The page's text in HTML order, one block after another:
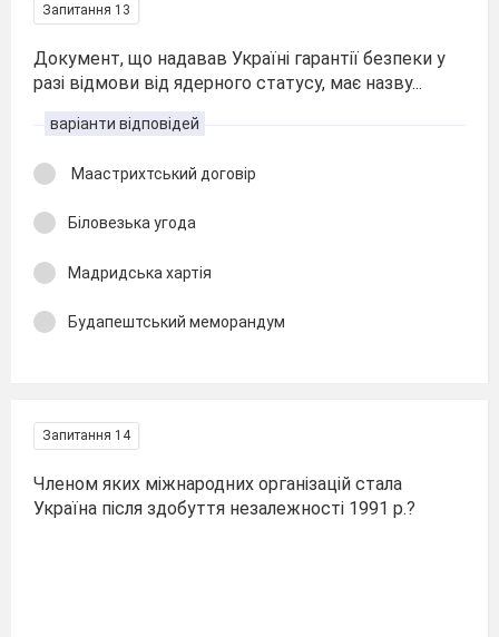
Запитання 13
Документ, що надавав Україні гарантії безпеки у
разі відмови від ядерного статусу, має назву...
варіанти відповідей
Маастрихтський договір
Біловезька угода
Мадридська хартія
Будапештський меморандум
Запитання 14
Членом яких міжнародних організацій стала
Україна після здобуття незалежності 1991 р.?